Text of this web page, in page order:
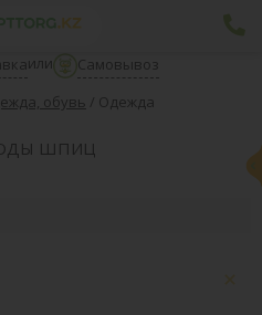
или
Самовывоз
обувь / Одежда
ШПИЦ